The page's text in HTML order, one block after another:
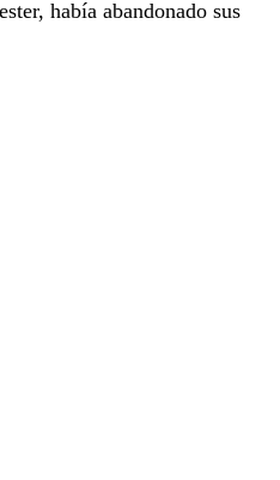
había abandonado sus